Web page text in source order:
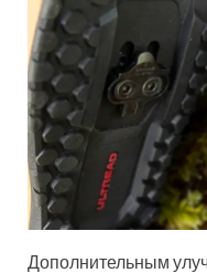
Дополнительным